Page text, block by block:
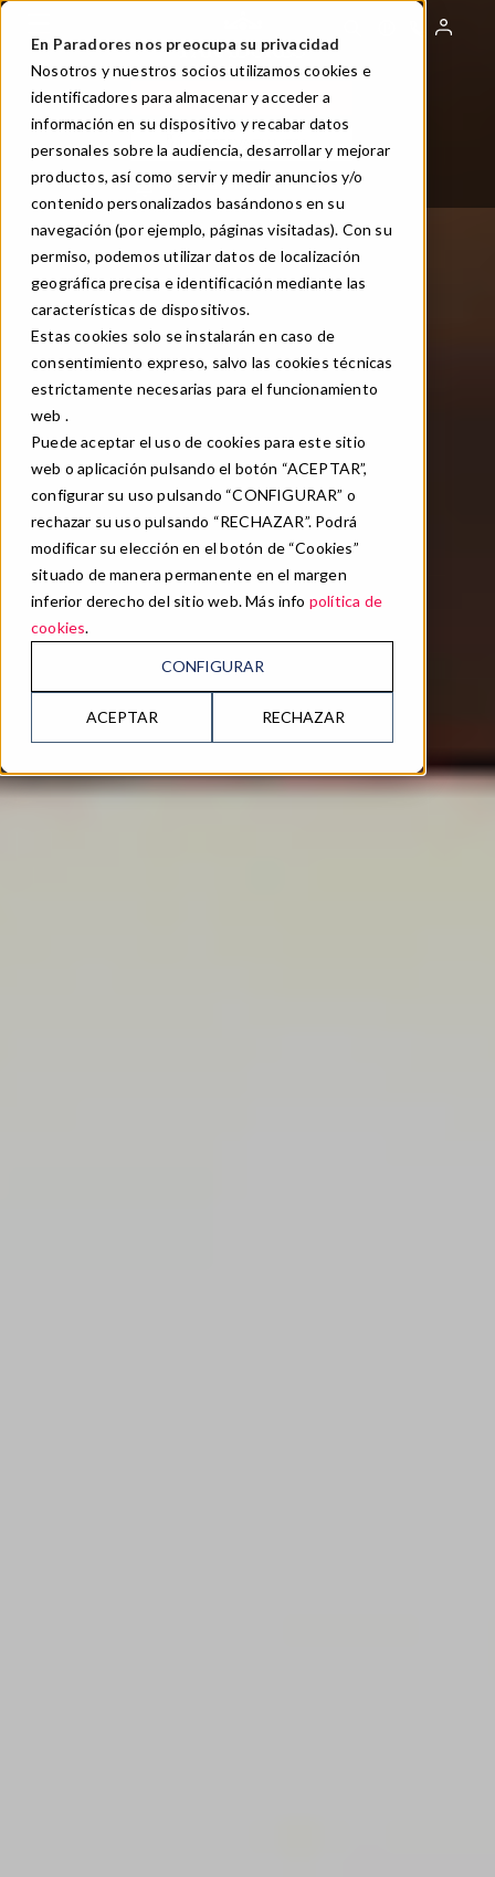
En Paradores nos preocupa su privacidad
Nosotros y nuestros socios utilizamos cookies e
identificadores para almacenar y acceder a
información en su dispositivo y recabar datos
personales sobre la audiencia, desarrollar y mejorar
productos, así como servir y medir anuncios y/o
contenido personalizados basándonos en su
navegación (por ejemplo, páginas visitadas). Con su
permiso, podemos utilizar datos de localización
geográfica precisa e identificación mediante las
características de dispositivos.
Estas cookies solo se instalarán en caso de
consentimiento expreso, salvo las cookies técnicas
estrictamente necesarias para el funcionamiento
web .
Puede aceptar el uso de cookies para este sitio
web o aplicación pulsando el botón “ACEPTAR”,
configurar su uso pulsando “CONFIGURAR” o
rechazar su uso pulsando “RECHAZAR”. Podrá
modificar su elección en el botón de “Cookies”
situado de manera permanente en el margen
inferior derecho del sitio web. Más info política de
cookies.
CONFIGURAR
ACEPTAR RECHAZAR
Pasar
contenido
principal
ES Toggle Dropdown
RESERVA TU PARADOR
RESERVA TU MESA
Consulta /Modifica tu reserva